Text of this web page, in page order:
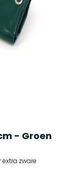
- Groen
zware